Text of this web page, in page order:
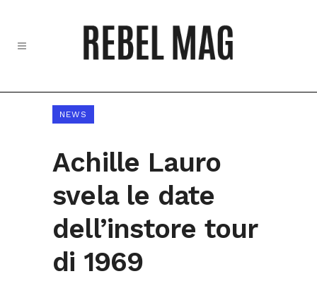
NEWS
Achille Lauro
svela le date
dell’instore tour
di 1969